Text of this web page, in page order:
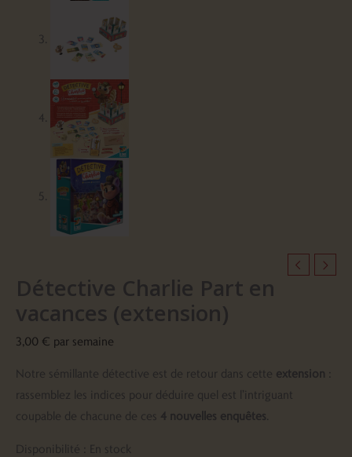
Détective Charlie Part en
vacances (extension)
3,00 € par semaine
Notre sémillante détective est de retour dans cette extension :
rassemblez les indices pour déduire quel est l’intriguant
coupable de chacune de ces 4 nouvelles enquêtes.
Disponibilité : En stock